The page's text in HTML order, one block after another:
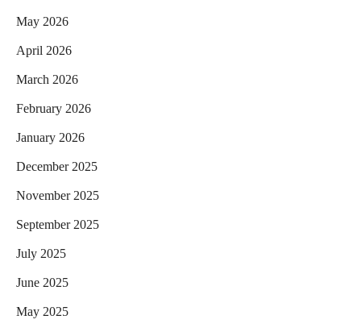
May 2026
April 2026
March 2026
February 2026
January 2026
December 2025
November 2025
September 2025
July 2025
June 2025
May 2025